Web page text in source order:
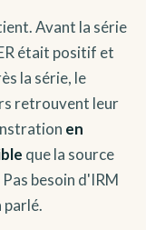
Avant la série
était positif et
la série, le
retrouvent leur
en
que la source
besoin d'IRM
parlé.